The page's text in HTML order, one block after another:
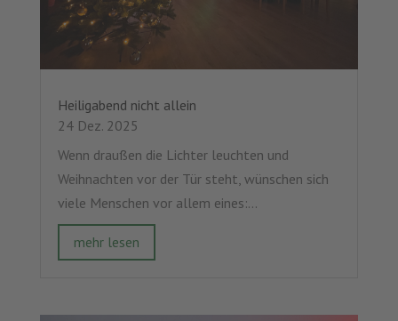
Heiligabend nicht allein
24 Dez. 2025
Wenn draußen die Lichter leuchten und
Weihnachten vor der Tür steht, wünschen sich
viele Menschen vor allem eines:...
mehr lesen